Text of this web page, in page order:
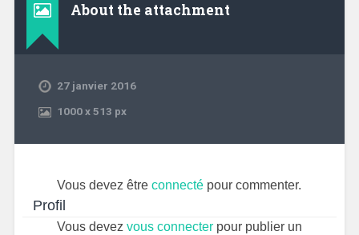
About the attachment
27 janvier 2016
1000x513 px
Vous devez êtreconnecté pour commenter.
Profil
Vous devez vous connecterpour publier un